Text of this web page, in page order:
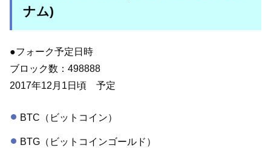
ナム)
●フォーク予定日時
ブロック数：498888
2017年12月1日頃 予定
BTC（ビットコイン）
BTG（ビットコインゴールド）